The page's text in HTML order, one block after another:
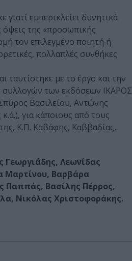
εμπερικλείει δυνητικά
όψεις της «προσωπικής
τον επιλεγμένο ποιητή ή
πολλαπλές συνθήκες
ταυτίστηκε με το έργο και την
συλλογών των εκδόσεων ΙΚΑΡΟΣ
Βασιλείου, Αντώνης
για κάποιους από τους
Κ.Π. Καβάφης, Καββαδίας,
Λεωνίδας
Μαρτίνου, Βαρβάρα
Βασίλης Πέρρος,
Νικόλας Χριστοφοράκης.